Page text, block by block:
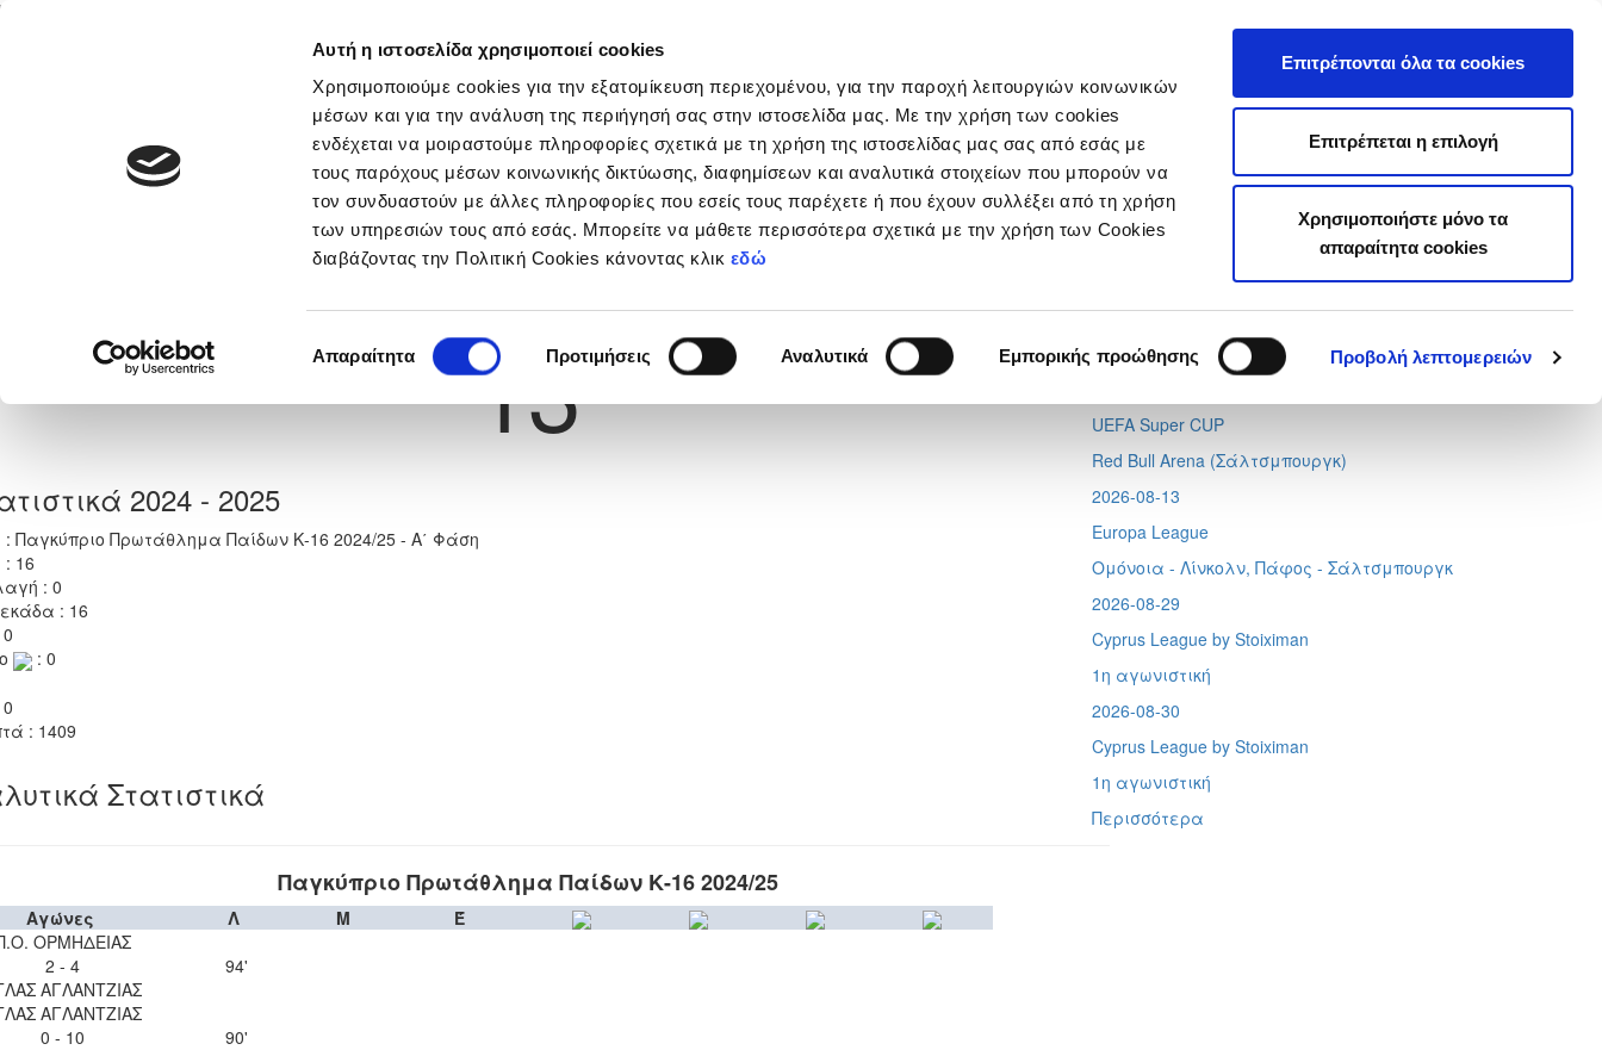
Αυτή η ιστοσελίδα χρησιμοποιεί cookies
Χρησιμοποιούμε cookies για την εξατομίκευση περιεχομένου, για την παροχή λειτουργιών κοινωνικών
μέσων και για την ανάλυση της περιήγησή σας στην ιστοσελίδα μας. Με την χρήση των cookies
ενδέχεται να μοιραστούμε πληροφορίες σχετικά με τη χρήση της ιστοσελίδας μας σας από εσάς με
τους παρόχους μέσων κοινωνικής δικτύωσης, διαφημίσεων και αναλυτικά στοιχείων που μπορούν να
τον συνδυαστούν με άλλες πληροφορίες που εσείς τους παρέχετε ή που έχουν συλλέξει από τη χρήση
των υπηρεσιών τους από εσάς. Μπορείτε να μάθετε περισσότερα σχετικά με την χρήση των Cookies
διαβάζοντας την Πολιτική Cookies κάνοντας κλικ εδώ
συγκατάθεσης
Απαραίτητα Προτιμήσεις Αναλυτικά Εμπορικής προώθησης Προβολή λεπτομερειών
Επιτρέπονται όλα τα cookies
Επιτρέπεται η επιλογή
Χρησιμοποιήστε μόνο τα
απαραίτητα cookies
Νέα & Πληροφορίες Εθνικές Ομάδες Διοργανώσεις
Previous Next
ΝΙΚΟΛΑΣ ΚΩΝΣΤΑΝΤΙΝΟΥ
Νούμερο Φανέλας
13
2024 - 2025
: Παγκύπριο Πρωτάθλημα Παίδων Κ-16 2024/25 - Α΄ Φάση
16
: 0
: 16
: 0
: 1409
Στατιστικά
Παγκύπριο Πρωτάθλημα Παίδων Κ-16 2024/25
Αγώνες Λ Μ
Έ
ΟΡΜΗΔΕΙΑΣ
2 - 4
ΑΓΛΑΝΤΖΙΑΣ
94'
ΑΓΛΑΝΤΖΙΑΣ
0 - 10
90'
Tweets by CyprusFA
Προσεχή γεγονότα
Conference League
Απόλλων - Μπραν
UEFA Super CUP
Red Bull Arena (Σάλτσμπουργκ)
2026-08-13
Europa League
Ομόνοια - Λίνκολν, Πάφος - Σάλτσμπουργκ
2026-08-29
Cyprus League by Stoiximan
1η αγωνιστική
2026-08-30
Cyprus League by Stoiximan
1η αγωνιστική
Περισσότερα